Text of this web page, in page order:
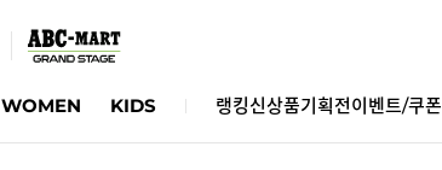
WOMEN KIDS 랭킹신상품기획전이벤트/쿠폰